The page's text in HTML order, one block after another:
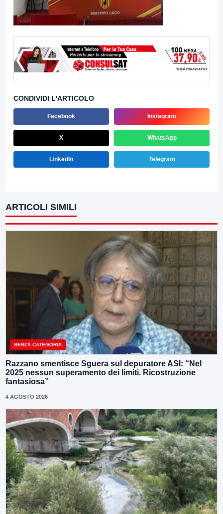
CONDIVIDI L'ARTICOLO
Facebook Instagram
X WhatsApp
LinkedIn Telegram
ARTICOLI SIMILI
SENZA CATEGORIA
Razzano smentisce Sguera sul depuratore ASI: “Nel
2025 nessun superamento dei limiti. Ricostruzione
fantasiosa”
4 AGOSTO 2026